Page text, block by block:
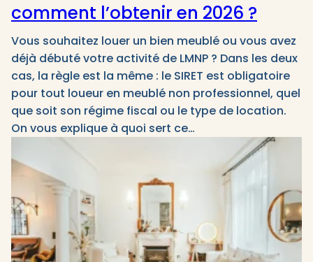
comment l’obtenir en 2026 ?
Vous souhaitez louer un bien meublé ou vous avez
déjà débuté votre activité de LMNP ? Dans les deux
cas, la règle est la même : le SIRET est obligatoire
pour tout loueur en meublé non professionnel, quel
que soit son régime fiscal ou le type de location.
On vous explique à quoi sert ce…